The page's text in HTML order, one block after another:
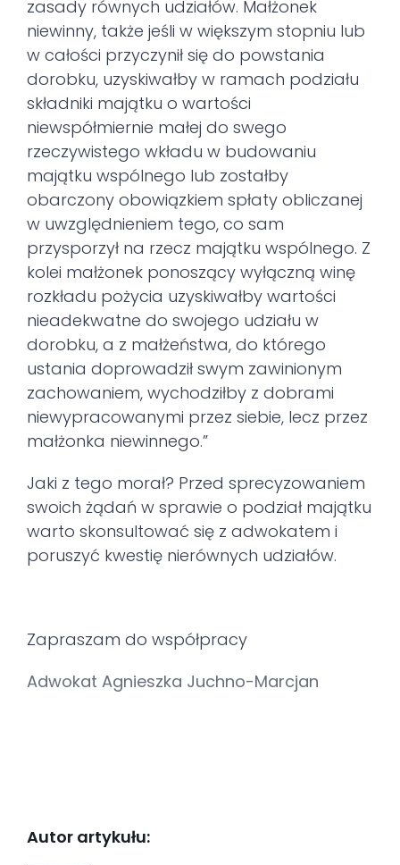
zasady równych udziałów. Małżonek
niewinny, także jeśli w większym stopniu lub
w całości przyczynił się do powstania
dorobku, uzyskiwałby w ramach podziału
składniki majątku o wartości
niewspółmiernie małej do swego
rzeczywistego wkładu w budowaniu
majątku wspólnego lub zostałby
obarczony obowiązkiem spłaty obliczanej
w uwzględnieniem tego, co sam
przysporzył na rzecz majątku wspólnego. Z
kolei małżonek ponoszący wyłączną winę
rozkładu pożycia uzyskiwałby wartości
nieadekwatne do swojego udziału w
dorobku, a z małżeństwa, do którego
ustania doprowadził swym zawinionym
zachowaniem, wychodziłby z dobrami
niewypracowanymi przez siebie, lecz przez
małżonka niewinnego.”
Jaki z tego morał? Przed sprecyzowaniem
swoich żądań w sprawie o podział majątku
warto skonsultować się z adwokatem i
poruszyć kwestię nierównych udziałów.
Zapraszam do współpracy
Adwokat Agnieszka Juchno-Marcjan
Autor artykułu: